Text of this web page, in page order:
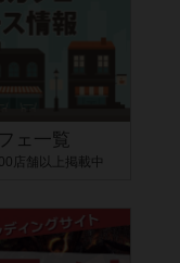
ェ一覧
店舗以上掲載中